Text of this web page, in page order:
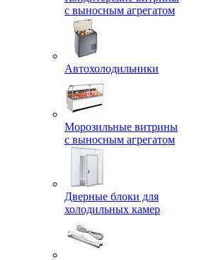
с выносным агрегатом
Автохолодильники
Морозильные витрины
с выносным агрегатом
Дверные блоки для
холодильных камер